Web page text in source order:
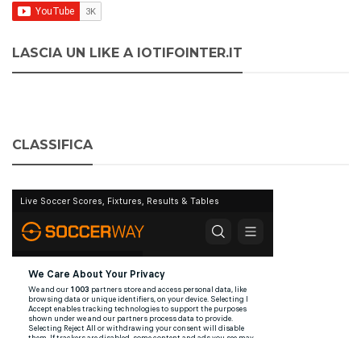
LASCIA UN LIKE A IOTIFOINTER.IT
CLASSIFICA